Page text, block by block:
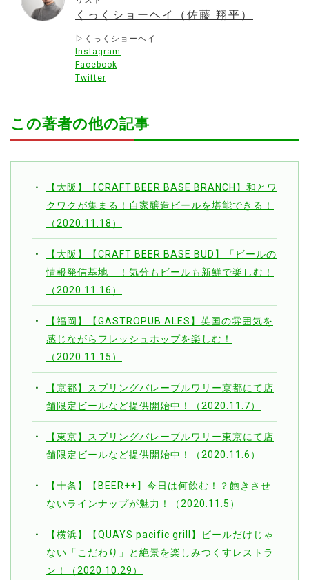
くっくショーヘイ（佐藤 翔平）
▷くっくショーヘイ
Instagram
Facebook
Twitter
この著者の他の記事
【大阪】【CRAFT BEER BASE BRANCH】和とワ
クワクが集まる！自家醸造ビールを堪能できる！
（2020.11.18）
【大阪】【CRAFT BEER BASE BUD】「ビールの
情報発信基地」！気分もビールも新鮮で楽しむ！
（2020.11.16）
【福岡】【GASTROPUB ALES】英国の雰囲気を
感じながらフレッシュホップを楽しむ！
（2020.11.15）
【京都】スプリングバレーブルワリー京都にて店
舗限定ビールなど提供開始中！（2020.11.7）
【東京】スプリングバレーブルワリー東京にて店
舗限定ビールなど提供開始中！（2020.11.6）
【十条】【BEER++】今日は何飲む！？飽きさせ
ないラインナップが魅力！（2020.11.5）
【横浜】【QUAYS pacific grill】ビールだけじゃ
ない「こだわり」と絶景を楽しみつくすレストラ
ン！（2020.10.29）